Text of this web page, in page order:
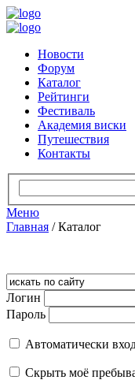
Новости
Форум
Каталог
Рейтинги
Фестиваль
Академия виски
Путешествия
Контакты
Меню
Главная /Каталог
Логин
Пароль
Автоматически
Скрыть моё